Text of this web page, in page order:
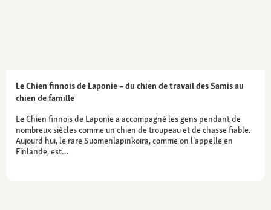
Le Chien finnois de Laponie – du chien de travail des Samis au
chien de famille
Le Chien finnois de Laponie a accompagné les gens pendant de
nombreux siècles comme un chien de troupeau et de chasse fiable.
Aujourd'hui, le rare Suomenlapinkoira, comme on l'appelle en
Finlande, est…